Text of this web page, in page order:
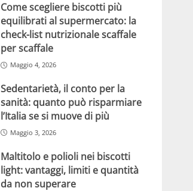
Come scegliere biscotti più
equilibrati al supermercato: la
check-list nutrizionale scaffale
per scaffale
Maggio 4, 2026
Sedentarietà, il conto per la
sanità: quanto può risparmiare
l’Italia se si muove di più
Maggio 3, 2026
Maltitolo e polioli nei biscotti
light: vantaggi, limiti e quantità
da non superare